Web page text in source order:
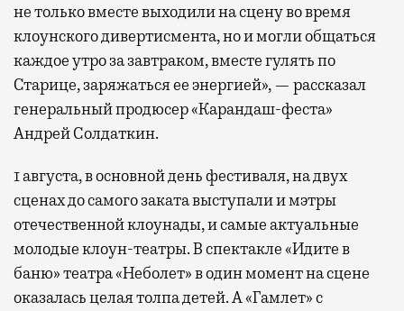
не только вместе выходили на сцену во время
клоунского дивертисмента, но и могли общаться
каждое утро за завтраком, вместе гулять по
Старице, заряжаться ее энергией», — рассказал
генеральный продюсер «Карандаш-феста»
Андрей Солдаткин.
1 августа, в основной день фестиваля, на двух
сценах до самого заката выступали и мэтры
отечественной клоунады, и самые актуальные
молодые клоун-театры. В спектакле «Идите в
баню» театра «Неболет» в один момент на сцене
оказалась целая толпа детей. А «Гамлет» с